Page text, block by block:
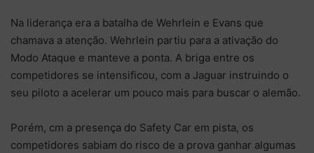
Na liderança era a batalha de Wehrlein e Evans que
chamava a atenção. Wehrlein partiu para a ativação do
Modo Ataque e manteve a ponta. A briga entre os
competidores se intensificou, com a Jaguar instruindo o
seu piloto a acelerar um pouco mais para buscar o alemão.
Porém, cm a presença do Safety Car em pista, os
competidores sabiam do risco de a prova ganhar algumas